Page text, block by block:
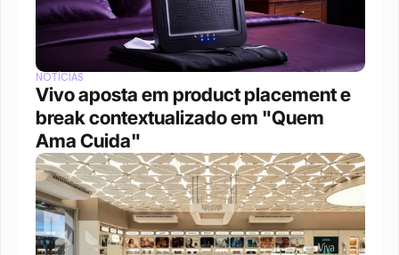
NOTÍCIAS
Vivo aposta em product placement e
break contextualizado em "Quem
Ama Cuida"